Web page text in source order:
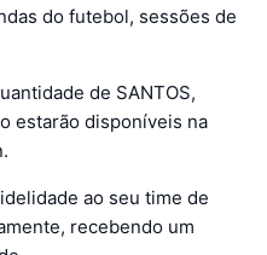
do futebol, sessões de
de SANTOS,
estarão disponíveis na
ao seu time de
recebendo um